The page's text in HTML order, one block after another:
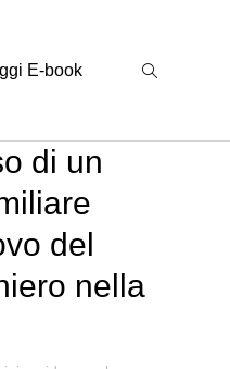
E-book
di un
del
nella